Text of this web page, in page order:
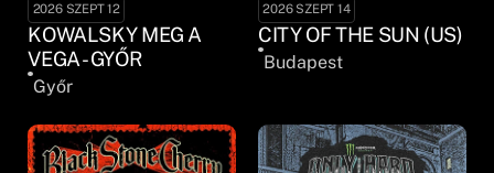
2026 SZEPT 12
KOWALSKY MEG A
VEGA - GYŐR
Győr
2026 SZEPT 14
CITY OF THE SUN (US)
Budapest